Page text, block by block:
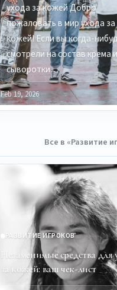
ухода за кожей Добро
пожаловать в мир ухода за
кожей! Если вы когда-
смотрели на состав крема
сыворотки…
Feb 19, 2026
Все в «Развитие
РАЗВИТИЕ ИГРОКОВ
Незаменимые средства для
за кожей: ваш чек-лист